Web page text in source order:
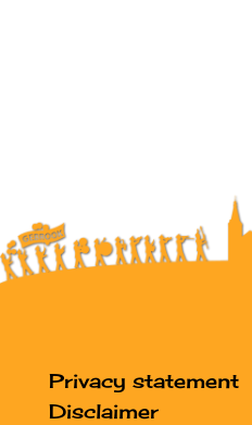
Privacy statement
Disclaimer